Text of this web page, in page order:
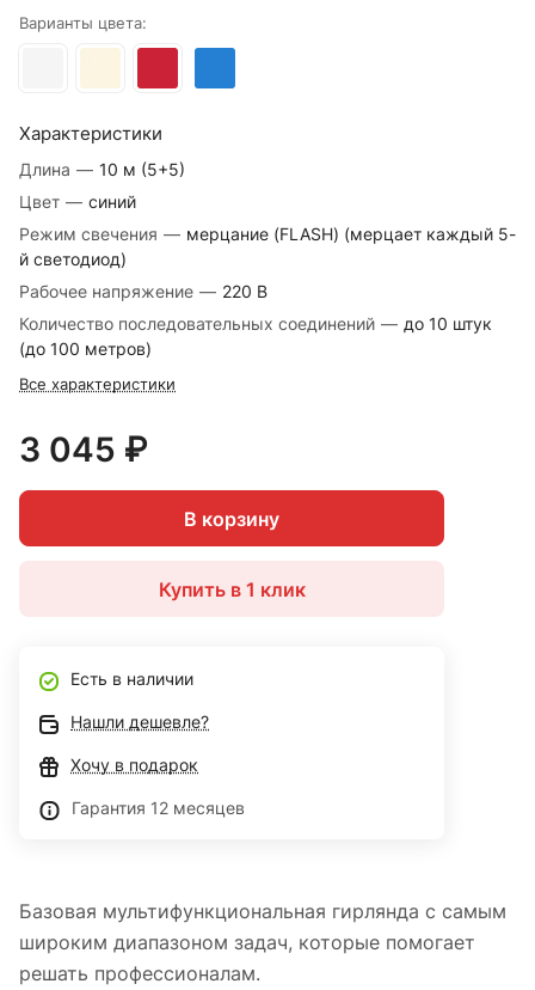
Варианты цвета:
Характеристики
Длина — 10 м (5+5)
Цвет — синий
Режим свечения — мерцание (FLASH) (мерцает каждый 5-
й светодиод)
Рабочее напряжение — 220 В
Количество последовательных соединений — до 10 штук
(до 100 метров)
Все характеристики
3 045 ₽
В корзину
Купить в 1 клик
Есть в наличии
Нашли дешевле?
Хочу в подарок
Гарантия 12 месяцев
Базовая мультифункциональная гирлянда с самым
широким диапазоном задач, которые помогает
решать профессионалам.